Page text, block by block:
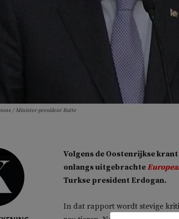
/ Minister-president Rutte
Volgens de Oostenrijkse krant
onlangs uitgebrachte
Turkse president Erdogan.
In dat rapport wordt stevige